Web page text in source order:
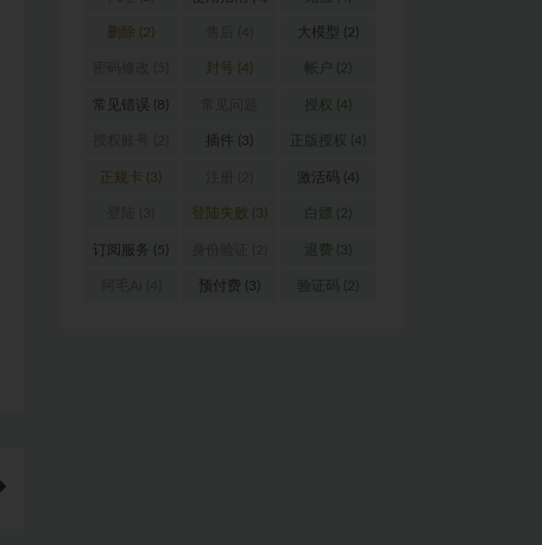
删除 (2) 大模型 (2)
封号 (4) 帐户 (2)
常见错误 (8)
(16)
授权 (4)
插件 (3) 正版授权 (4)
正规卡 (3) 激活码 (4)
登陆失败 (3) 白嫖 (2)
订阅服务 (5) 退费 (3)
预付费 (3) 验证码 (2)